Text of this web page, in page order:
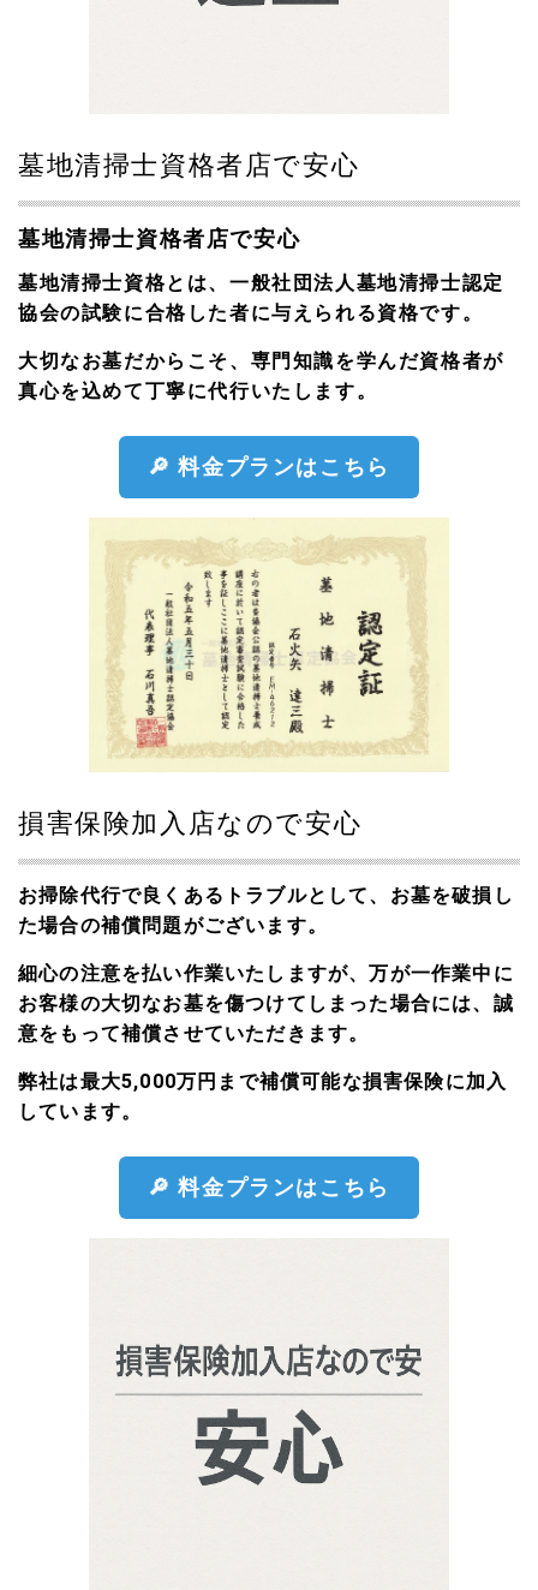
墓地清掃士資格者店で安心
墓地清掃士資格者店で安心
墓地清掃士資格とは、一般社団法人墓地清掃士認定
協会の試験に合格した者に与えられる資格です。
大切なお墓だからこそ、専門知識を学んだ資格者が
真心を込めて丁寧に代行いたします。
🔎 料金プランはこちら
損害保険加入店なので安心
お掃除代行で良くあるトラブルとして、お墓を破損し
た場合の補償問題がございます。
細心の注意を払い作業いたしますが、万が一作業中に
お客様の大切なお墓を傷つけてしまった場合には、誠
意をもって補償させていただきます。
弊社は最大5,000万円まで補償可能な損害保険に加入
しています。
🔎 料金プランはこちら